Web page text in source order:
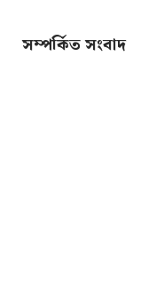
সম্পর্কিত সংবাদ